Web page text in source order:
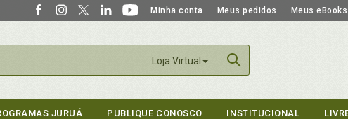
Minha conta Meus pedidos Meus eBooks
Loja Virtual
JURUÁ PUBLIQUE CONOSCO INSTITUCIONAL